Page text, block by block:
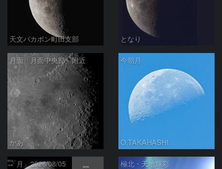
天文バカボン町田支部 となり
月面「月面中央部」附近
かあ
今朝月
O.TAKAHASHI
「月」2026/08/05 極北・天地輝彩